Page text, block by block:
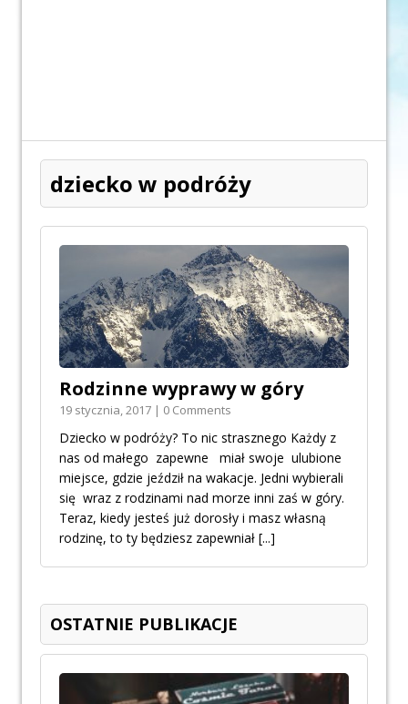
dziecko w podróży
Rodzinne wyprawy w góry
19 stycznia, 2017 | 0 Comments
Dziecko w podróży? To nic strasznego Każdy z
nas od małego zapewne miał swoje ulubione
miejsce, gdzie jeździł na wakacje. Jedni wybierali
się wraz z rodzinami nad morze inni zaś w góry.
Teraz, kiedy jesteś już dorosły i masz własną
rodzinę, to ty będziesz zapewniał [...]
OSTATNIE PUBLIKACJE